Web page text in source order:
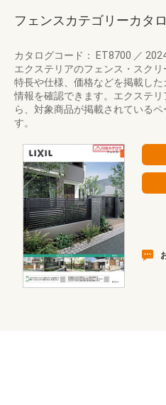
フェンスカテゴリーカタ
カタログコード： ET8700 ／
エクステリアのフェンス・スク
特長や仕様、価格などを掲載し
情報を確認できます。エクステ
ら、対象商品が掲載されている
す。